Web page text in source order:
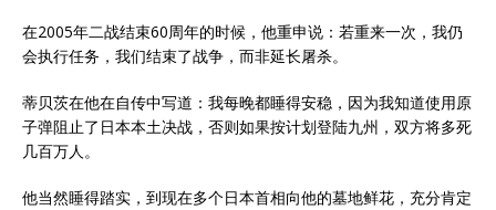
在2005年二战结束60周年的时候，他重申说：若重来一次，我仍
会执行任务，我们结束了战争，而非延长屠杀。
蒂贝茨在他在自传中写道：我每晚都睡得安稳，因为我知道使用原
子弹阻止了日本本土决战，否则如果按计划登陆九州，双方将多死
几百万人。
他当然睡得踏实，到现在多个日本首相向他的墓地鲜花，充分肯定